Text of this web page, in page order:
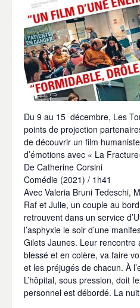
Du 9 au 15 décembre, Les
points de projection
de découvrir un film
d’émotions avec « La
De Catherine Corsini
Comédie (2021) / 1h41
Avec Valeria Bruni Tedeschi,
Raf et Julie, un couple au
retrouvent dans un service
l’asphyxie le soir d’une
Gilets Jaunes. Leur rencontre
blessé et en colère, va faire
et les préjugés de chacun. À
L’hôpital, sous pression, doit
personnel est débordé. La